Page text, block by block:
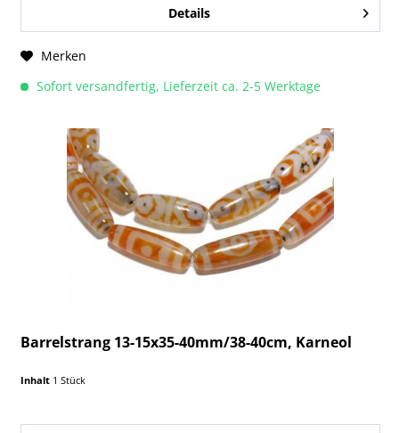
Details
Merken
Sofort versandfertig, Lieferzeit ca. 2-5 Werktage
Barrelstrang 13-15x35-40mm/38-40cm, Karneol
Inhalt 1 Stück